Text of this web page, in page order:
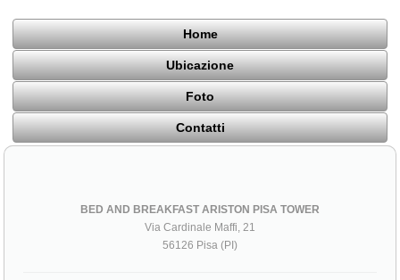
Home
Ubicazione
Foto
Contatti
BED AND BREAKFAST ARISTON PISA TOWER
Via Cardinale Maffi, 21
56126 Pisa (PI)